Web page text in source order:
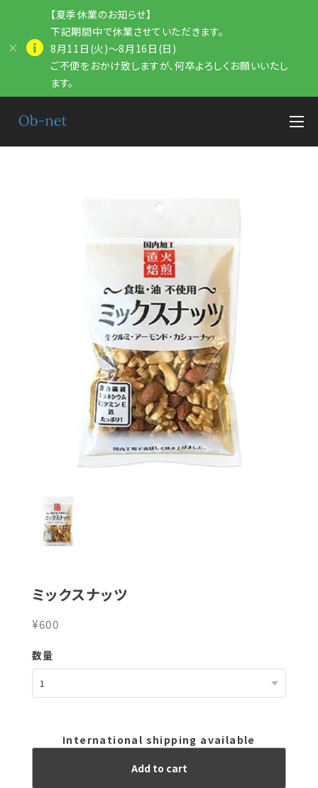
【夏季休業のお知らせ】
下記期間中で休業させていただきます。
8月11日(火)～8月16日(日)
ご不便をおかけ致しますが、何卒よろしくお願いいたし
ます。
ミックスナッツ
¥600
数量
International shipping available
Add to cart